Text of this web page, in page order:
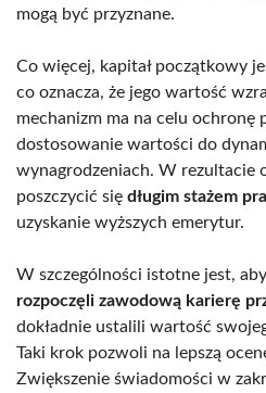
mogą być przyznane.
Co więcej, kapitał początkowy
co oznacza, że jego wartość
mechanizm ma na celu ochronę
dostosowanie wartości do
wynagrodzeniach. W rezultacie
poszczycić się długim stażem
uzyskanie wyższych emerytur.
W szczególności istotne jest, aby
rozpoczęli zawodową karierę
dokładnie ustalili wartość
Taki krok pozwoli na lepszą
Zwiększenie świadomości w